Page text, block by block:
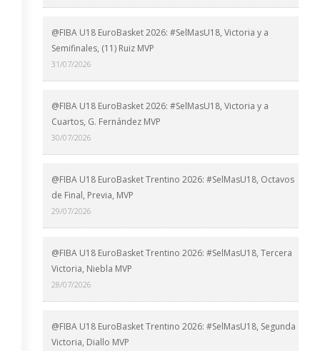
@FIBA U18 EuroBasket 2026: #SelMasU18, Victoria y a
Semifinales, (11) Ruiz MVP
31/07/2026
@FIBA U18 EuroBasket 2026: #SelMasU18, Victoria y a
Cuartos, G. Fernández MVP
30/07/2026
@FIBA U18 EuroBasket Trentino 2026: #SelMasU18, Octavos
de Final, Previa, MVP
29/07/2026
@FIBA U18 EuroBasket Trentino 2026: #SelMasU18, Tercera
Victoria, Niebla MVP
28/07/2026
@FIBA U18 EuroBasket Trentino 2026: #SelMasU18, Segunda
Victoria, Diallo MVP